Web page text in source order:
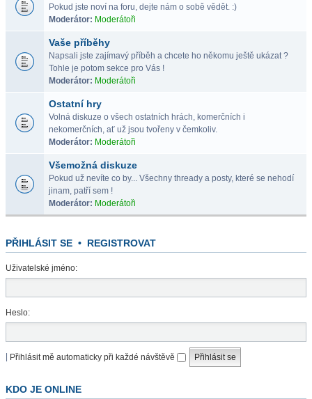
Pokud jste noví na foru, dejte nám o sobě vědět. :)
Moderátor: Moderátoři
Vaše příběhy
Napsali jste zajímavý příběh a chcete ho někomu ještě ukázat ?
Tohle je potom sekce pro Vás !
Moderátor: Moderátoři
Ostatní hry
Volná diskuze o všech ostatních hrách, komerčních i
nekomerčních, ať už jsou tvořeny v čemkoliv.
Moderátor: Moderátoři
Všemožná diskuze
Pokud už nevíte co by... Všechny thready a posty, které se nehodí
jinam, patří sem !
Moderátor: Moderátoři
PŘIHLÁSIT SE • REGISTROVAT
Uživatelské jméno:
Heslo:
Přihlásit mě automaticky při každé návštěvě
KDO JE ONLINE